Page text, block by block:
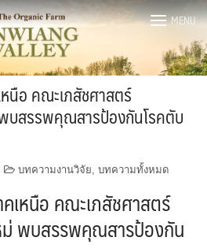
MENU
นือ คณะเภสัชศาสตร์
บสรรพคุณสารป้องกันโรคตับ
บทความงานวิจัย, บทความทั้งหมด
เหนือ คณะเภสัชศาสตร์
ม่ พบสรรพคุณสารป้องกัน